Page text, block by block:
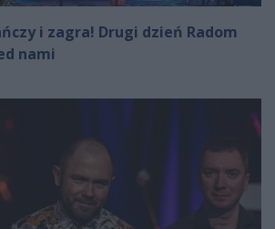
i zagra! Drugi dzień Radom
nami